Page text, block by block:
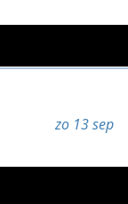
zo 13 sep